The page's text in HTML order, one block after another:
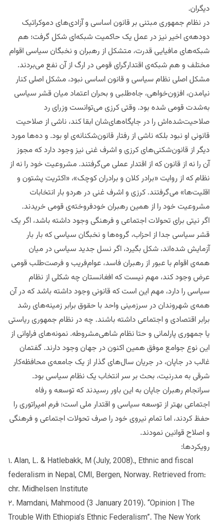
دیگران.
در نظام جمهوری مبتنی بر قانون اساسی و آزادی‌های دموکراتیک
دودهه‌ی اخیر نیز در عمل یک حاکمیت شبکه‌ای شکل گرفت؛ هم
شبکه‌های مافیایی قدرت، متشکل از رهبران و نخبگان سیاسی اقوام
مختلف و هم شبکه‌ی اقتدارگرای قومی در ارگ از آن نفع می‌بردند.
مشکل اصلی نظام سیاسی و قانون اساسی نبود، مشکل اصلی کنار
نیامدن، افزون‌خواهی، جاه‌طلبی و بحران اعتماد میان قشر سیاسی
به‌شدت قومی شده بود. وقتی کرزی می‌توانست وزرای رد
صلاحیت‌شده‌اش را در جایگاه‌های‌شان ابقا کند، ناشی از صلاحیت
قانونی او نبود بلکه ناشی از رفتار قانون‌شکنانه‌ی او بود. و ده‌ها مورد
دیگر از قانون‌شکنی‌های کرزی و اشرف غنی نیز وجود دارد که مجوز
آن را نه از قانون که از اقتدار عملی می‌گرفتند. مشروعیت خود را نه از
نظام که از روایت «برادر کلان و برادران کوچک»، «اکثریت پشتون و
اقلیت‌ها» می‌گرفتند. کرزی و اشرف غنی در هردو بار انتخابات
مشروعیت خود را از همین رهبران خودفروخته‌ی قومی خریدند.
اگر نیتی برای تحولات اجتماعی و فرهنگی وجود داشته باشد، اگر یک
قشر سیاسی جدا از احزاب، گروه‌ها و نخبگان سیاسی که بار بار
آزمایش شده‌اند، شکل بگیرد، اگر نسل جدید سیاسی در میان
همه‌ی اقوام با عبور از رهبران فاسد، عوام‌فریب و فرصت‌طلب قومی
عرض وجود کند، مهم نیست که افغانستان چه شکلی از نظام
سیاسی را دارد، مهم این است که قانونی وجود داشته باشد که در آن
همه‌ی شهروندان در سرزمینی واحد با حقوق برابر زمینه‌های رشد
برابر اقتصادی و اجتماعی داشته باشند. چه در نظام جمهوری ریاستی
یا جمهوری پارلمانی و حتا نظام شاهی‌مشروطه. نمونه‌های فراوانی از
این نوع جوامع موفق همین اکنون در جهان وجود دارند. گفتمان
غالب در جاپان، در جریان سال‌های گذار از یک جامعه‌ی محافظه‌کار
شرقی به مدرنیت، بحث بر سر انتخاب یک نظام سیاسی بود.
سرانجام رهبران جاپان به این باور رسیدند که توسعه و رفاه
اجتماعی بهتر از توسعه سیاسی و اقتدار ملی است؛ فرم امپراتوری را
حفظ کردند، اما تمام نیروی خود را صرف تحولات اجتماعی و فرهنگی
و اصلاح قوانین نمودند.
رویکردها:
۱. Alan, L. & Hatlebakk, M (July, 2008)., Ethnic and fiscal
federalism in Nepal, CMI, Bergen, Norway. Retrieved from:
chr. Midhelsen Institute
۲. Mamdani, Mahmood (3 January 2019). “Opinion | The
Trouble With Ethiopia’s Ethnic Federalism”. The New York